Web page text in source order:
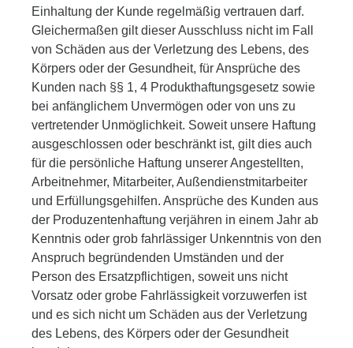
Einhaltung der Kunde regelmäßig vertrauen darf.
Gleichermaßen gilt dieser Ausschluss nicht im Fall
von Schäden aus der Verletzung des Lebens, des
Körpers oder der Gesundheit, für Ansprüche des
Kunden nach §§ 1, 4 Produkthaftungsgesetz sowie
bei anfänglichem Unvermögen oder von uns zu
vertretender Unmöglichkeit. Soweit unsere Haftung
ausgeschlossen oder beschränkt ist, gilt dies auch
für die persönliche Haftung unserer Angestellten,
Arbeitnehmer, Mitarbeiter, Außendienstmitarbeiter
und Erfüllungsgehilfen. Ansprüche des Kunden aus
der Produzentenhaftung verjähren in einem Jahr ab
Kenntnis oder grob fahrlässiger Unkenntnis von den
Anspruch begründenden Umständen und der
Person des Ersatzpflichtigen, soweit uns nicht
Vorsatz oder grobe Fahrlässigkeit vorzuwerfen ist
und es sich nicht um Schäden aus der Verletzung
des Lebens, des Körpers oder der Gesundheit